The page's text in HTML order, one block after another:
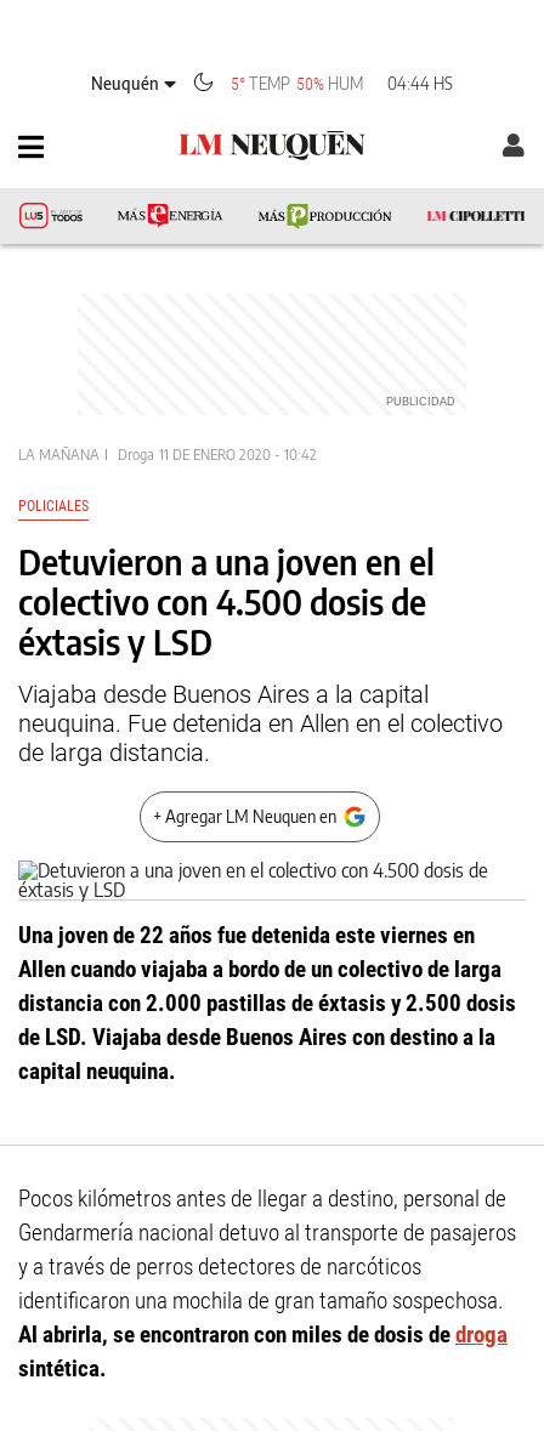
Neuquén 5°TEMP 50% HUM 04:44 HS
LA MAÑANA Droga 11 DE ENERO 2020 - 10:42
POLICIALES
Detuvieron a una joven en el
colectivo con 4.500 dosis de
éxtasis y LSD
Viajaba desde Buenos Aires a la capital
neuquina. Fue detenida en Allen en el colectivo
de larga distancia.
+ Agregar LM Neuquen en
Una joven de 22 años fue detenida este viernes en
Allen cuando viajaba a bordo de un colectivo de larga
distancia con 2.000 pastillas de éxtasis y 2.500 dosis
de LSD. Viajaba desde Buenos Aires con destino a la
capital neuquina.
Pocos kilómetros antes de llegar a destino, personal de
Gendarmería nacional detuvo al transporte de pasajeros
y a través de perros detectores de narcóticos
identificaron una mochila de gran tamaño sospechosa.
Al abrirla, se encontraron con miles de dosis dedroga
sintética.